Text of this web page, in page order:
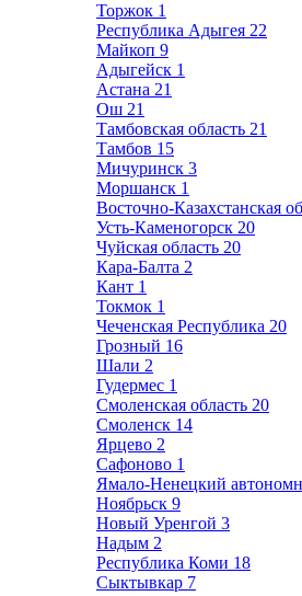
Торжок 1
Республика Адыгея 22
Майкоп 9
Адыгейск 1
Астана 21
Ош 21
Тамбовская область 21
Тамбов 15
Мичуринск 3
Моршанск 1
Восточно-Казахстанская
Усть-Каменогорск 20
Чуйская область 20
Кара-Балта 2
Кант 1
Токмок 1
Чеченская Республика 20
Грозный 16
Шали 2
Гудермес 1
Смоленская область 20
Смоленск 14
Ярцево 2
Сафоново 1
Ямало-Ненецкий
Ноябрьск 9
Новый Уренгой 3
Надым 2
Республика Коми 18
Сыктывкар 7